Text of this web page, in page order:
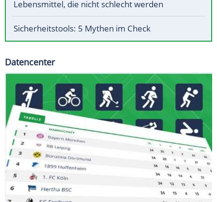
Lebensmittel, die nicht schlecht werden
Sicherheitstools: 5 Mythen im Check
Datencenter